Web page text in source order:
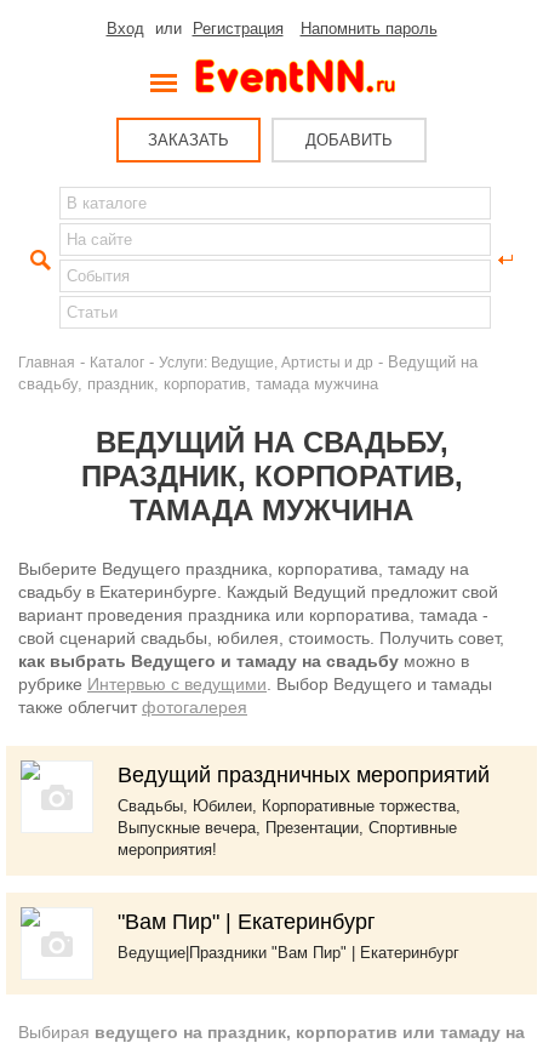
Вход или Регистрация Напомнить пароль
ЗАКАЗАТЬ ДОБАВИТЬ
Главная - Каталог - Услуги: Ведущие, Артисты и др - Ведущий на
свадьбу, праздник, корпоратив, тамада мужчина
ВЕДУЩИЙ НА СВАДЬБУ,
ПРАЗДНИК, КОРПОРАТИВ,
ТАМАДА МУЖЧИНА
Выберите Ведущего праздника, корпоратива, тамаду на
свадьбу в Екатеринбурге. Каждый Ведущий предложит свой
вариант проведения праздника или корпоратива, тамада -
свой сценарий свадьбы, юбилея, стоимость. Получить совет,
как выбрать Ведущего и тамаду на свадьбу можно в
рубрике Интервью с ведущими
Выбор Ведущего и тамады
также облегчит фотогалерея
Ведущий праздничных мероприятий
Свадьбы, Юбилеи, Корпоративные торжества,
Выпускные вечера, Презентации, Спортивные
мероприятия!
"Вам Пир" | Екатеринбург
Ведущие|Праздники "Вам Пир" | Екатеринбург
Выбирая ведущего на праздник, корпоратив или тамаду на